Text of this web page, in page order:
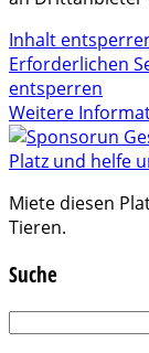
Inhalt
Erforderlichen
entsperren
Weitere
Miete diesen
Tieren.
Suche
Suchen